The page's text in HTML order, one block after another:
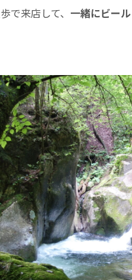
で来店して、 一緒にビール